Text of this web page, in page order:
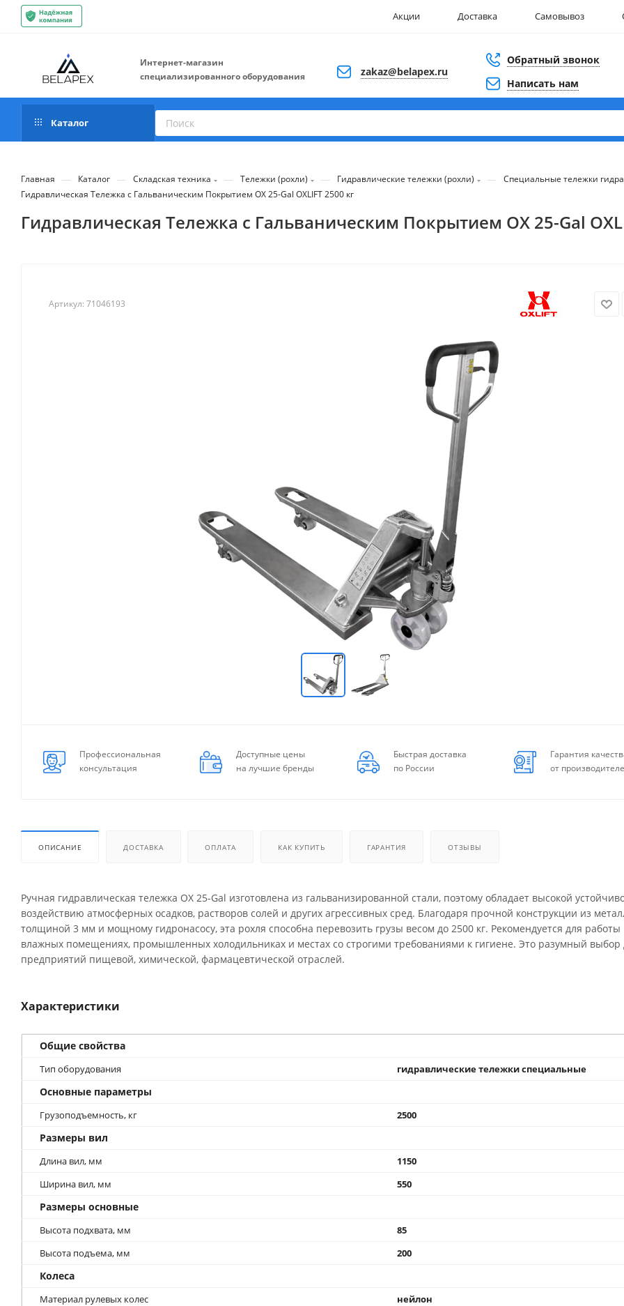
Акции Доставка Самовывоз
Интернет-магазин
специализированного оборудования
zakaz@belapex.ru
Обратный звонок
Написать нам
Каталог
Главная — Каталог — Складская техника — Тележки (рохли) — Гидравлические тележки (рохли) —
Специальные тележки
Гидравлическая Тележка c Гальваническим Покрытием OX 25-Gal OXLIFT 2500 кг
Гидравлическая Тележка c Гальваническим Покрытием OX 25-Gal
Артикул: 71046193
Профессиональная
консультация
Доступные цены
на лучшие бренды
Быстрая доставка
по России
Гарантия
от
ОПИСАНИЕ ДОСТАВКА ОПЛАТА КАК КУПИТЬ ГАРАНТИЯ ОТЗЫВЫ
Ручная гидравлическая тележка OX 25-Gal изготовлена из гальванизированной стали, поэтому обладает высокой
воздействию атмосферных осадков, растворов солей и других агрессивных сред. Благодаря прочной конструкции из
толщиной 3 мм и мощному гидронасосу, эта рохля способна перевозить грузы весом до 2500 кг. Рекомендуется для работы
влажных помещениях, промышленных холодильниках и местах со строгими требованиями к гигиене. Это разумный выбор
предприятий пищевой, химической, фармацевтической отраслей.
Характеристики
Общие свойства
Тип оборудования гидравлические тележки специальные
Основные параметры
Грузоподъемность, кг 2500
Размеры вил
Длина вил, мм
1150
Ширина вил, мм
550
Размеры основные
Высота подхвата, мм
85
Высота подъема, мм
200
Колеса
Материал рулевых колес
нейлон